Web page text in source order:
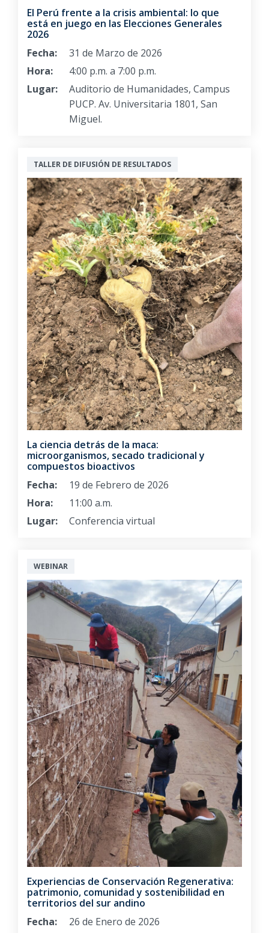
El Perú frente a la crisis ambiental: lo que
está en juego en las Elecciones Generales
2026
Fecha:
31 de Marzo de 2026
Hora:
4:00 p.m. a 7:00 p.m.
Lugar:
Auditorio de Humanidades, Campus
PUCP. Av. Universitaria 1801, San
Miguel.
TALLER DE DIFUSIÓN DE RESULTADOS
La ciencia detrás de la maca:
microorganismos, secado tradicional y
compuestos bioactivos
Fecha:
19 de Febrero de 2026
Hora:
11:00 a.m.
Lugar:
Conferencia virtual
WEBINAR
Experiencias de Conservación Regenerativa:
patrimonio, comunidad y sostenibilidad en
territorios del sur andino
Fecha:
26 de Enero de 2026